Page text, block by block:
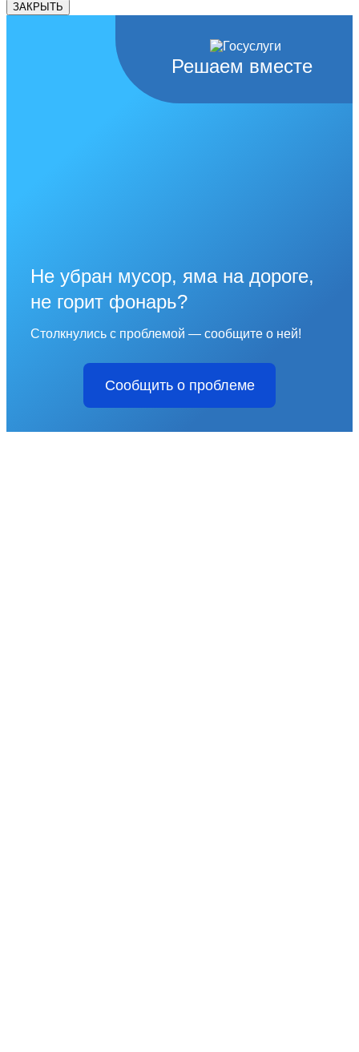
ЗАКРЫТЬ
Решаем вместе
Не убран мусор, яма на дороге,
не горит фонарь?
Столкнулись с проблемой — сообщите о ней!
Сообщить о проблеме